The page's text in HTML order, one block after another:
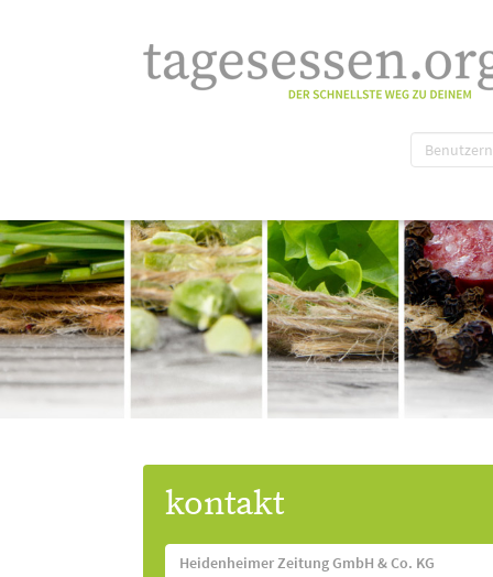
kontakt
Heidenheimer Zeitung GmbH & Co. KG